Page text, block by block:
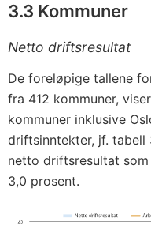
3.3 Kommuner
Netto driftsresultat
De foreløpige tallene
fra 412 kommuner,
kommuner inklusive
driftsinntekter, jf. tabell
netto driftsresultat
3,0 prosent.